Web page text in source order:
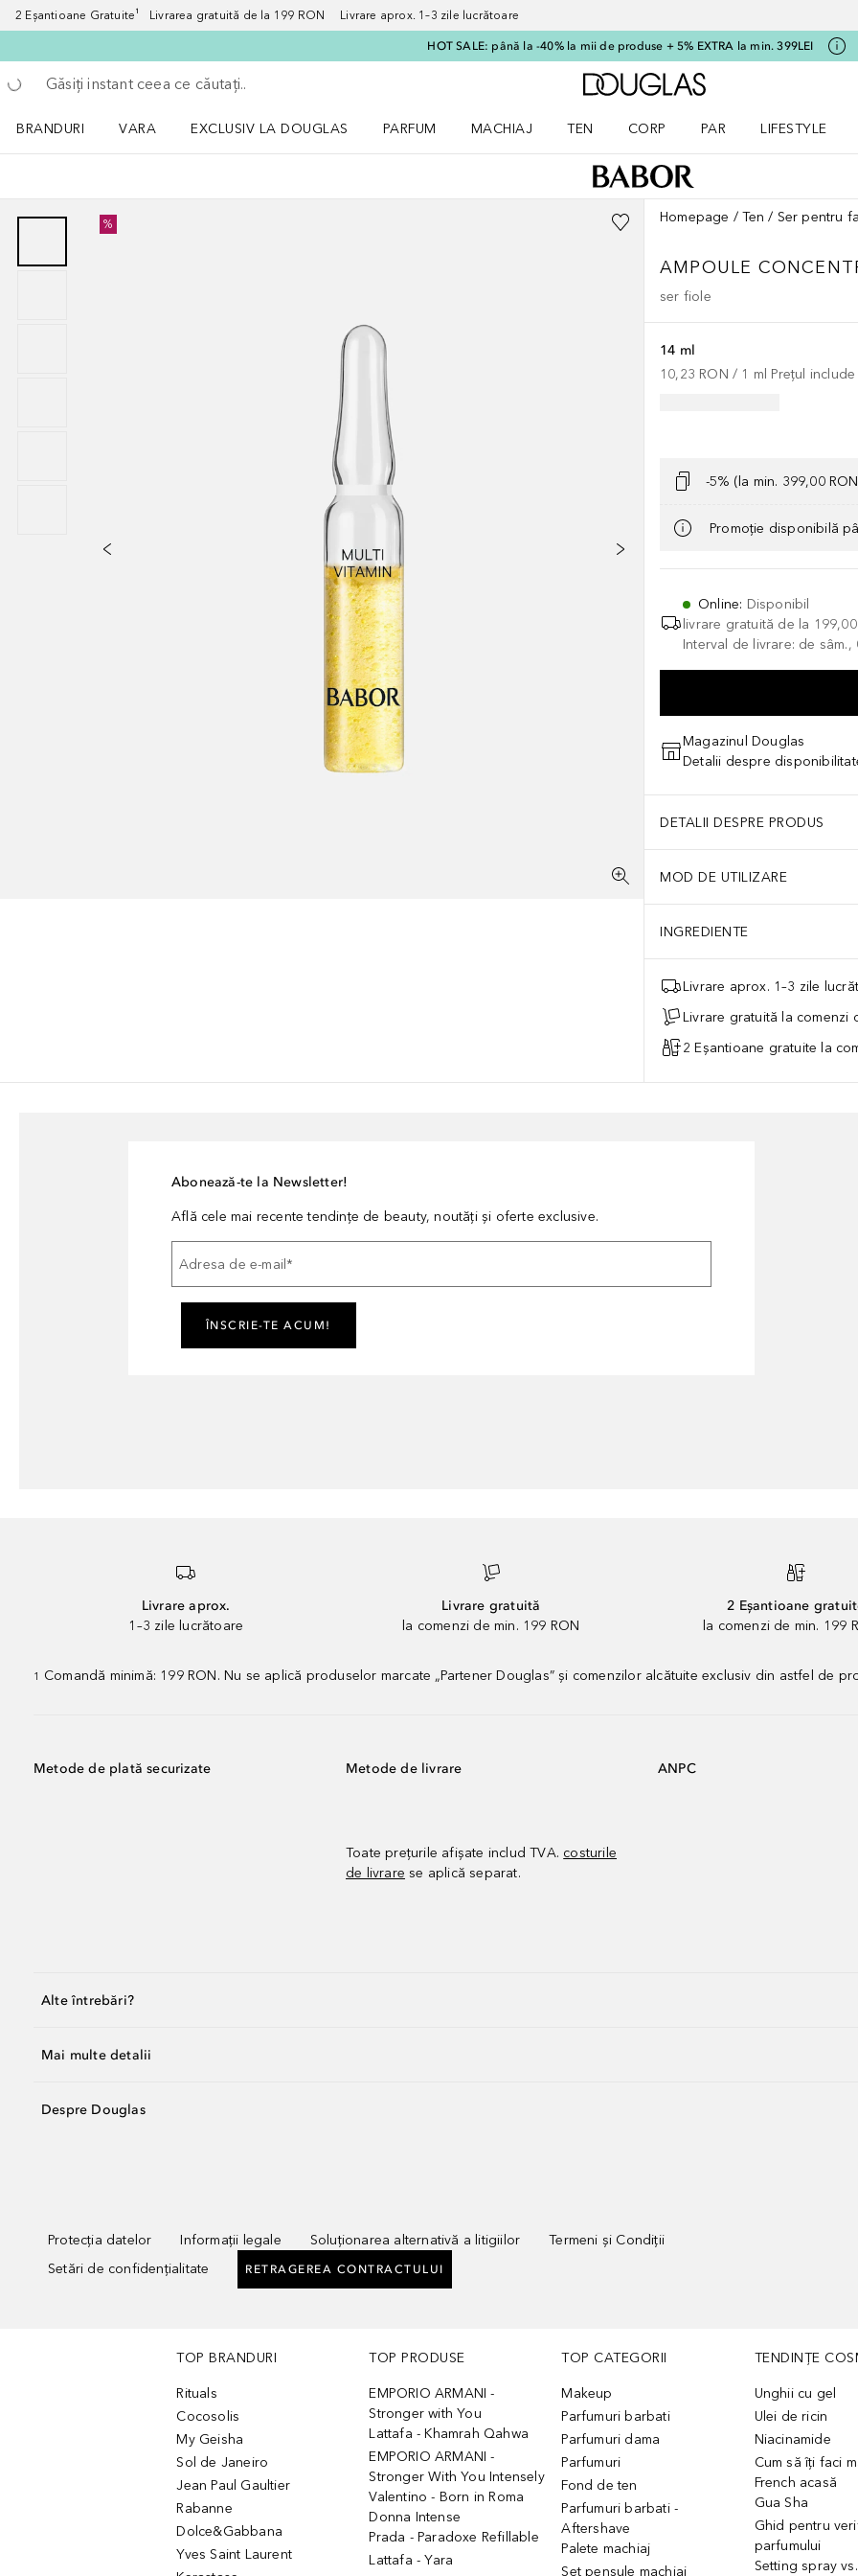
2 Eșantioane Gratuite¹ Livrarea gratuită de la 199 RON Livrare aprox. 1–3 zile lucrătoare
HOT SALE: până la -40% la mii de produse + 5% EXTRA la min. 399LEI
Înapoi
Executați căutarea
Către pagina principală
BRANDURI
VARA
EXCLUSIV LA DOUGLAS
PARFUM
MACHIAJ
TEN
CORP
PAR
LIFESTYLE
% Homepage Ten Ser pentru
AMPOULE
ser fiole
14 ml
10,23 RON / 1 ml Prețul
-5% (la min. 399,00
Promoție disponibilă
Online: Disponibil
livrare gratuită de la
Interval de livrare: de
Magazinul Douglas
Detalii despre
DETALII DESPRE PRODUS
MOD DE UTILIZARE
INGREDIENTE
Livrare aprox. 1–3 zile
Livrare gratuită la comenzi
2 Eșantioane gratuite la
Abonează-te la Newsletter!
Află cele mai recente tendințe de beauty, noutăți și oferte exclusive.
Adresa de e-mail *
ÎNSCRIE-TE ACUM!
Livrare aprox.
1–3 zile lucrătoare
Livrare gratuită
la comenzi de min. 199 RON
2 Eșantioane
la comenzi de min. 199
1 Comandă minimă: 199 RON. Nu se aplică produselor marcate „Partener Douglas” și comenzilor alcătuite exclusiv din astfel de
Metode de plată securizate Metode de livrare
Toate prețurile afișate includ TVA. costurile
de livrare se aplică separat.
ANPC
Alte întrebări?
Mai multe detalii
Despre Douglas
Protecția datelor Informații legale Soluționarea alternativă a litigiilor
Termeni și Condiții
Setări de confidențialitate
RETRAGEREA CONTRACTULUI
TOP BRANDURI
Rituals
Cocosolis
My Geisha
Sol de Janeiro
Jean Paul Gaultier
Rabanne
Dolce&Gabbana
Yves Saint Laurent
TOP PRODUSE
EMPORIO ARMANI -
Stronger with You
Lattafa - Khamrah Qahwa
EMPORIO ARMANI -
Stronger With You Intensely
Valentino - Born in Roma
Donna Intense
Prada - Paradoxe Refillable
Lattafa - Yara
TOP CATEGORII
Makeup
Parfumuri barbati
Parfumuri dama
Parfumuri
Fond de ten
Parfumuri barbati -
Aftershave
Palete machiaj
Set pensule machiaj
TENDINȚE
Unghii cu gel
Ulei de ricin
Niacinamide
Cum să îți faci
French acasă
Gua Sha
Ghid pentru
parfumului
Setting spray